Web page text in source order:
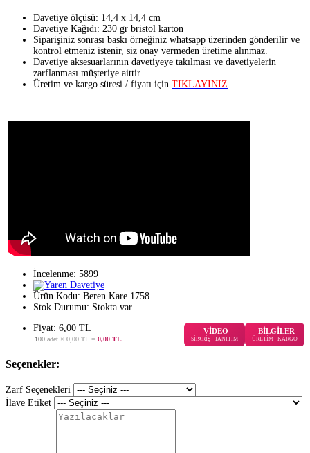
Davetiye ölçüsü: 14,4 x 14,4 cm
Davetiye Kağıdı: 230 gr bristol karton
Siparişiniz sonrası baskı örneğiniz whatsapp üzerinden gönderilir ve
kontrol etmeniz istenir, siz onay vermeden üretime alınmaz.
Davetiye aksesuarlarının davetiyeye takılması ve davetiyelerin
zarflanması müşteriye aittir.
Üretim ve kargo süresi / fiyatı için TIKLAYINIZ
İncelenme: 5899
Ürün Kodu: Beren Kare 1758
Stok Durumu: Stokta var
Fiyat: 6,00 TL
100 adet × 0,00 TL = 0,00 TL
VİDEO
SİPARİŞ | TANITIM
BİLGİLER
ÜRETİM | KARGO
Seçenekler:
Zarf Seçenekleri
İlave Etiket